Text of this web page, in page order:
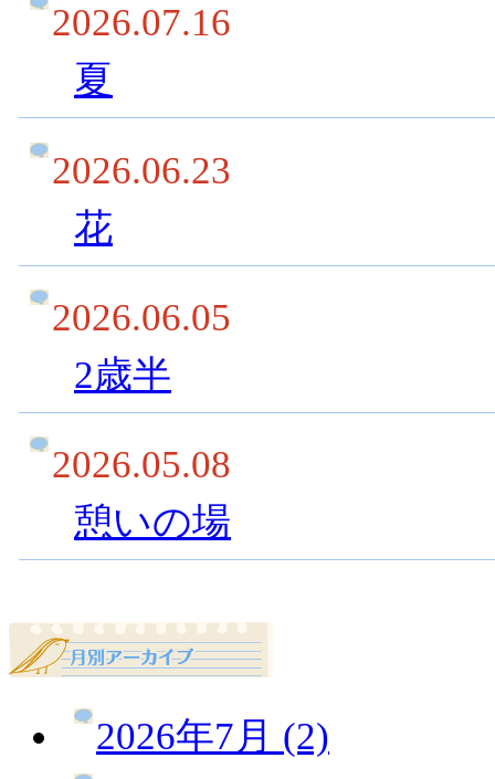
2026.07.16
夏
2026.06.23
花
2026.06.05
2歳半
2026.05.08
憩いの場
2026年7月 (2)